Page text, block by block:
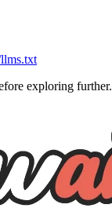
exploring further.